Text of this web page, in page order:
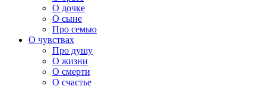
О дочке
О сыне
Про семью
О чувствах
Про душу
О жизни
О смерти
О счастье